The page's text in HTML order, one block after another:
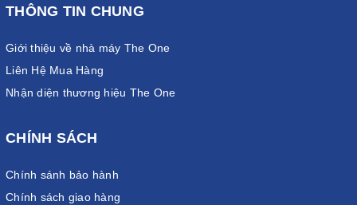
THÔNG TIN CHUNG
Giới thiệu về nhà máy The One
Liên Hệ Mua Hàng
Nhận diện thương hiệu The One
CHÍNH SÁCH
Chính sánh bảo hành
Chính sách giao hàng